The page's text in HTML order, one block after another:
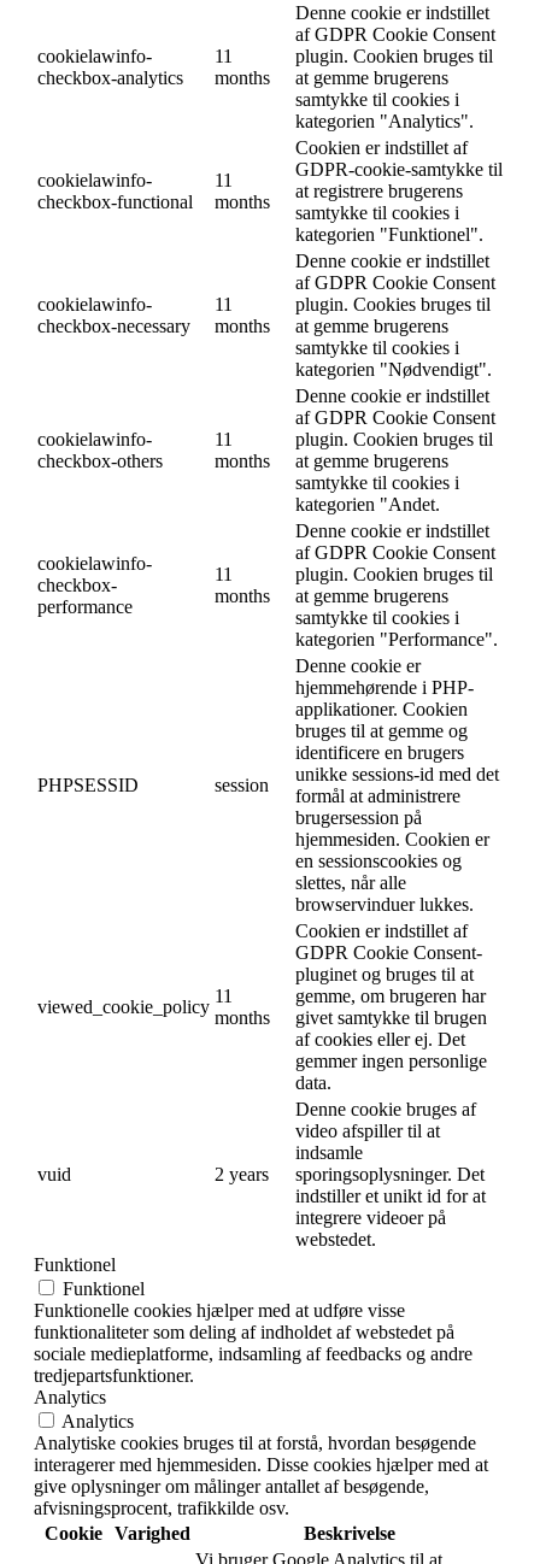
cookielawinfo-
checkbox-analytics
11
months
Denne cookie er indstillet
af GDPR Cookie Consent
plugin. Cookien bruges til
at gemme brugerens
samtykke til cookies i
kategorien "Analytics".
cookielawinfo-
checkbox-functional
11
months
Cookien er indstillet af
GDPR-cookie-samtykke til
at registrere brugerens
samtykke til cookies i
kategorien "Funktionel".
cookielawinfo-
checkbox-necessary
11
months
Denne cookie er indstillet
af GDPR Cookie Consent
plugin. Cookies bruges til
at gemme brugerens
samtykke til cookies i
kategorien "Nødvendigt".
cookielawinfo-
checkbox-others
11
months
Denne cookie er indstillet
af GDPR Cookie Consent
plugin. Cookien bruges til
at gemme brugerens
samtykke til cookies i
kategorien "Andet.
cookielawinfo-
checkbox-
performance
11
months
Denne cookie er indstillet
af GDPR Cookie Consent
plugin. Cookien bruges til
at gemme brugerens
samtykke til cookies i
kategorien "Performance".
PHPSESSID session
Denne cookie er
hjemmehørende i PHP-
applikationer. Cookien
bruges til at gemme og
identificere en brugers
unikke sessions-id med det
formål at administrere
brugersession på
hjemmesiden. Cookien er
en sessionscookies og
slettes, når alle
browservinduer lukkes.
viewed_cookie_policy
11
months
Cookien er indstillet af
GDPR Cookie Consent-
pluginet og bruges til at
gemme, om brugeren har
givet samtykke til brugen
af cookies eller ej. Det
gemmer ingen personlige
data.
vuid 2 years
Denne cookie bruges af
video afspiller til at
indsamle
sporingsoplysninger. Det
indstiller et unikt id for at
integrere videoer på
webstedet.
Funktionel
Funktionel
Funktionelle cookies hjælper med at udføre visse
funktionaliteter som deling af indholdet af webstedet på
sociale medieplatforme, indsamling af feedbacks og andre
tredjepartsfunktioner.
Analytics
Analytics
Analytiske cookies bruges til at forstå, hvordan besøgende
interagerer med hjemmesiden. Disse cookies hjælper med at
give oplysninger om målinger antallet af besøgende,
afvisningsprocent, trafikkilde osv.
Cookie Varighed
Beskrivelse
Vi bruger Google Analytics til at